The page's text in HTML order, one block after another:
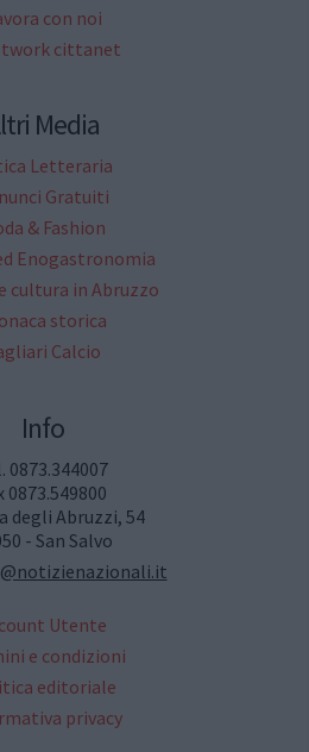
con noi
cittanet
Media
Letteraria
Gratuiti
& Fashion
Enogastronomia
cultura in Abruzzo
storica
Calcio
Info
0873.344007
0873.549800
degli Abruzzi, 54
- San Salvo
Utente
e condizioni
editoriale
privacy